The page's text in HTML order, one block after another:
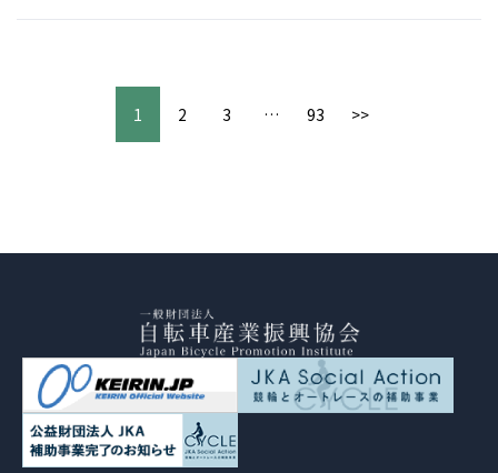
1 2 3 … 93 >>